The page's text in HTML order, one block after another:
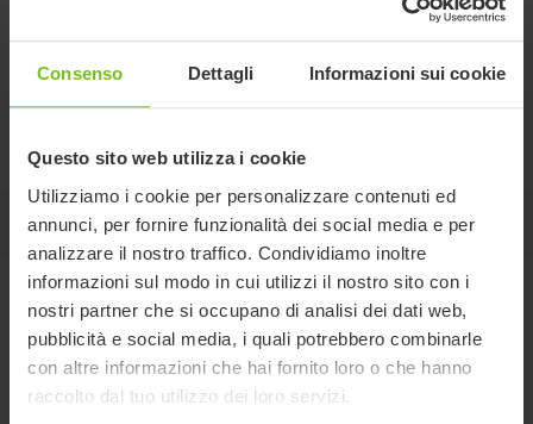
Consenso Dettagli Informazioni sui cookie
Questo sito web utilizza i cookie
Utilizziamo i cookie per personalizzare contenuti ed
annunci, per fornire funzionalità dei social media e per
analizzare il nostro traffico. Condividiamo inoltre
informazioni sul modo in cui utilizzi il nostro sito con i
nostri partner che si occupano di analisi dei dati web,
pubblicità e social media, i quali potrebbero combinarle
con altre informazioni che hai fornito loro o che hanno
raccolto dal tuo utilizzo dei loro servizi.
Per una maggior stabilità e per utenti fino a 150 kg di
Su questa pagina
Varianti e dettagli
Codice Compatibile con